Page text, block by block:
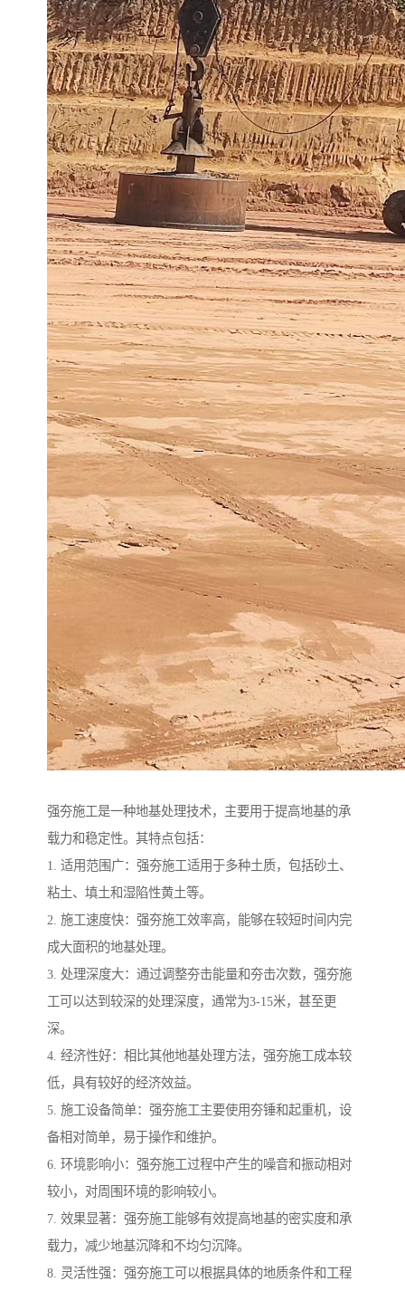
强夯施工是一种地基处理技术，主要用于提高地基的承
载力和稳定性。其特点包括：
1. 适用范围广：强夯施工适用于多种土质，包括砂土、
粘土、填土和湿陷性黄土等。
2. 施工速度快：强夯施工效率高，能够在较短时间内完
成大面积的地基处理。
3. 处理深度大：通过调整夯击能量和夯击次数，强夯施
工可以达到较深的处理深度，通常为3-15米，甚至更
深。
4. 经济性好：相比其他地基处理方法，强夯施工成本较
低，具有较好的经济效益。
5. 施工设备简单：强夯施工主要使用夯锤和起重机，设
备相对简单，易于操作和维护。
6. 环境影响小：强夯施工过程中产生的噪音和振动相对
较小，对周围环境的影响较小。
7. 效果显著：强夯施工能够有效提高地基的密实度和承
载力，减少地基沉降和不均匀沉降。
8. 灵活性强：强夯施工可以根据具体的地质条件和工程